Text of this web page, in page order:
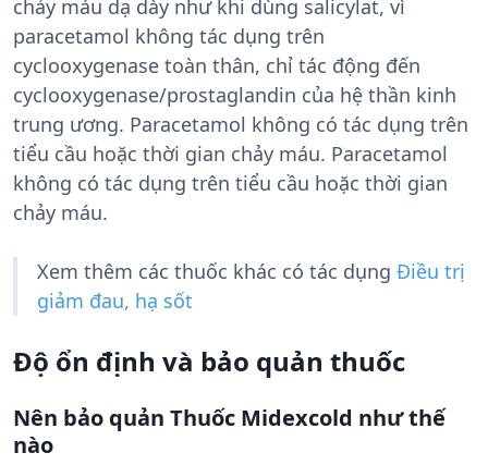
chảy máu dạ dày như khi dùng salicylat, vì
paracetamol không tác dụng trên
cyclooxygenase toàn thân, chỉ tác động đến
cyclooxygenase/prostaglandin của hệ thần kinh
trung ương. Paracetamol không có tác dụng trên
tiểu cầu hoặc thời gian chảy máu. Paracetamol
không có tác dụng trên tiểu cầu hoặc thời gian
chảy máu.
Xem thêm các thuốc khác có tác dụng Điều trị
giảm đau, hạ sốt
Độ ổn định và bảo quản thuốc
Nên bảo quản Thuốc Midexcold như thế
nào